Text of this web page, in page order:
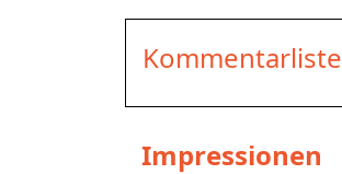
Kommentarliste
Impressionen